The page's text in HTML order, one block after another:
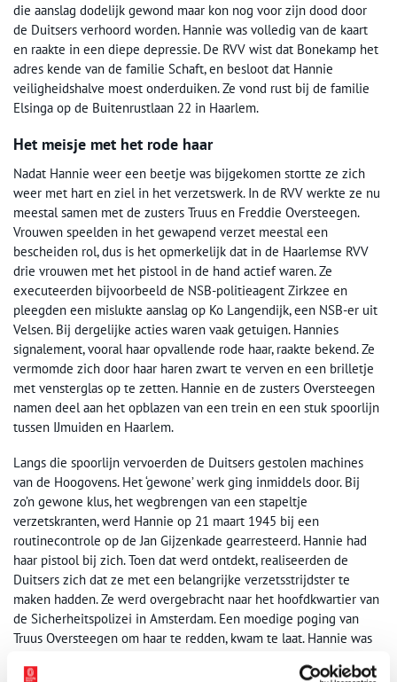
die aanslag dodelijk gewond maar kon nog voor zijn dood door
de Duitsers verhoord worden. Hannie was volledig van de kaart
en raakte in een diepe depressie. De RVV wist dat Bonekamp het
adres kende van de familie Schaft, en besloot dat Hannie
veiligheidshalve moest onderduiken. Ze vond rust bij de familie
Elsinga op de Buitenrustlaan 22 in Haarlem.
Het meisje met het rode haar
Nadat Hannie weer een beetje was bijgekomen stortte ze zich
weer met hart en ziel in het verzetswerk. In de RVV werkte ze nu
meestal samen met de zusters Truus en Freddie Oversteegen.
Vrouwen speelden in het gewapend verzet meestal een
bescheiden rol, dus is het opmerkelijk dat in de Haarlemse RVV
drie vrouwen met het pistool in de hand actief waren. Ze
executeerden bijvoorbeeld de NSB-politieagent Zirkzee en
pleegden een mislukte aanslag op Ko Langendijk, een NSB-er uit
Velsen. Bij dergelijke acties waren vaak getuigen. Hannies
signalement, vooral haar opvallende rode haar, raakte bekend. Ze
vermomde zich door haar haren zwart te verven en een brilletje
met vensterglas op te zetten. Hannie en de zusters Oversteegen
namen deel aan het opblazen van een trein en een stuk spoorlijn
tussen IJmuiden en Haarlem.
Langs die spoorlijn vervoerden de Duitsers gestolen machines
van de Hoogovens. Het ‘gewone’ werk ging inmiddels door. Bij
zo’n gewone klus, het wegbrengen van een stapeltje
verzetskranten, werd Hannie op 21 maart 1945 bij een
routinecontrole op de Jan Gijzenkade gearresteerd. Hannie had
haar pistool bij zich. Toen dat werd ontdekt, realiseerden de
Duitsers zich dat ze met een belangrijke verzetsstrijdster te
maken hadden. Ze werd overgebracht naar het hoofdkwartier van
de Sicherheitspolizei in Amsterdam. Een moedige poging van
Truus Oversteegen om haar te redden, kwam te laat. Hannie was